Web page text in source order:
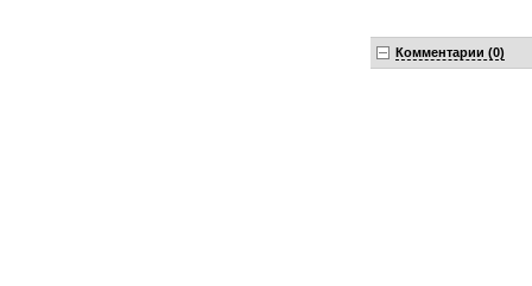
Комментарии (0)